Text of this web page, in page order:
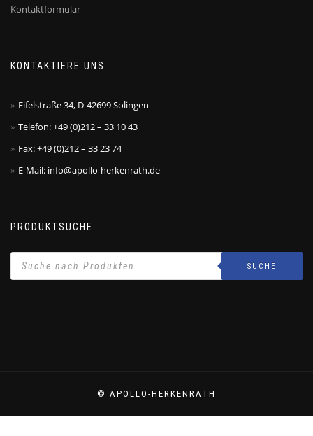
Kontaktformular
KONTAKTIERE UNS
Eifelstraße 34, D-42699 Solingen
Telefon: +49 (0)212 – 33 10 43
Fax: +49 (0)212 – 33 23 74
E-Mail: info@apollo-herkenrath.de
PRODUKTSUCHE
SUCHE
© APOLLO-HERKENRATH